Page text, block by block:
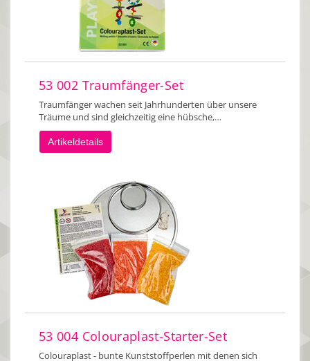
53 002 Traumfänger-Set
Traumfänger wachen seit Jahrhunderten über unsere
Träume und sind gleichzeitig eine hübsche,…
Artikeldetails
53 004 Colouraplast-Starter-Set
Colouraplast - bunte Kunststoffperlen mit denen sich